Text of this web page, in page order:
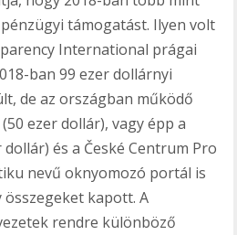
támogatást. Ilyen volt
International prágai
ban 99 ezer dollárnyi
de az országban működő
ezer dollár), vagy épp a
és a České Centrum Pro
nevű oknyomozó portál is
kapott. A
rendre különböző